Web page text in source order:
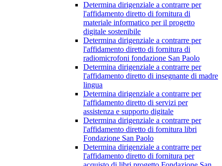
Determina dirigenziale a contrarre per
l'affidamento diretto di fornitura di
materiale informatico per il progetto
digitale sostenibile
Determina dirigenziale a contrarre per
l'affidamento diretto di fornitura di
radiomicrofoni fondazione San Paolo
Determina dirigenziale a contrarre per
l'affidamento diretto di insegnante di madre
lingua
Determina dirigenziale a contrarre per
l'affidamento diretto di servizi per
assistenza e supporto digitale
Determina dirigenziale a contrarre per
l'affidamento diretto di fornitura libri
Fondazione San Paolo
Determina dirigenziale a contrarre per
l'affidamento diretto di fornitura per